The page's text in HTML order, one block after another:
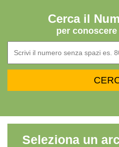
Cerca il
per
Seleziona un